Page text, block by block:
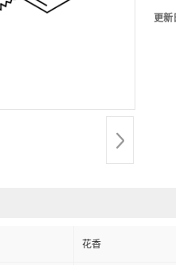
更新
花香